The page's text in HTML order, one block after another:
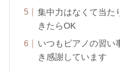
集中力はなくて当た
きたらOK
いつもピアノの習い
き感謝しています